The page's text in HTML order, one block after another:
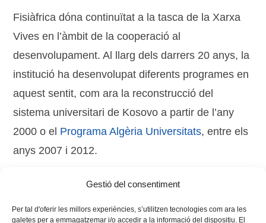
Gestió del consentiment
Per tal d'oferir les millors experiències, s’utilitzen tecnologies com ara les
galetes per a emmagatzemar i/o accedir a la informació del dispositiu. El
Fisiàfrica dóna continuïtat a la tasca de la Xarxa
Vives en l’àmbit de la cooperació al
desenvolupament. Al llarg dels darrers 20 anys, la
institució ha desenvolupat diferents programes en
aquest sentit, com ara la reconstrucció del
sistema universitari de Kosovo a partir de l’any
2000 o el Programa Algèria Universitats, entre els
anys 2007 i 2012.
cooperació